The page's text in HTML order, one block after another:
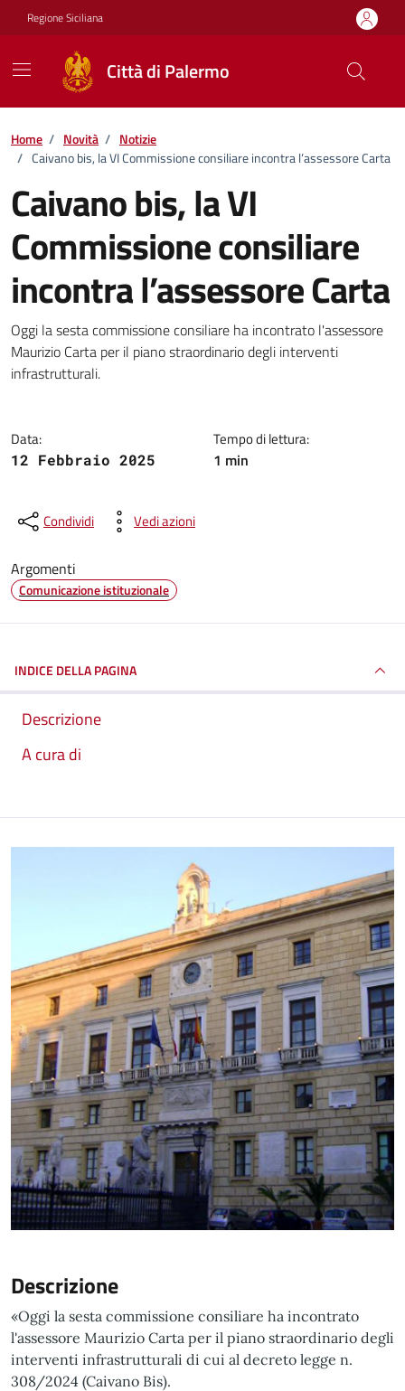
Vai ai contenuti
Vai al footer
Regione Siciliana
Città di Palermo
Home / Novità / Notizie
/ Caivano bis, la VI Commissione consiliare incontra l’assessore Carta
Caivano bis, la VI
Commissione consiliare
incontra l’assessore Carta
Dettagli della notizia
Oggi la sesta commissione consiliare ha incontrato l'assessore
Maurizio Carta per il piano straordinario degli interventi
infrastrutturali.
Data:
12 Febbraio 2025
Tempo di lettura:
1 min
Condividi Vedi azioni
Argomenti
Comunicazione istituzionale
INDICE DELLA PAGINA
Descrizione
A cura di
Descrizione
«Oggi la sesta commissione consiliare ha incontrato
l'assessore Maurizio Carta per il piano straordinario degli
interventi infrastrutturali di cui al decreto legge n.
308/2024 (Caivano Bis).